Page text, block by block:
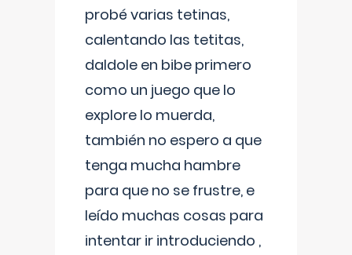
probé varias tetinas,
calentando las tetitas,
daldole en bibe primero
como un juego que lo
explore lo muerda,
también no espero a que
tenga mucha hambre
para que no se frustre, e
leído muchas cosas para
intentar ir introduciendo ,